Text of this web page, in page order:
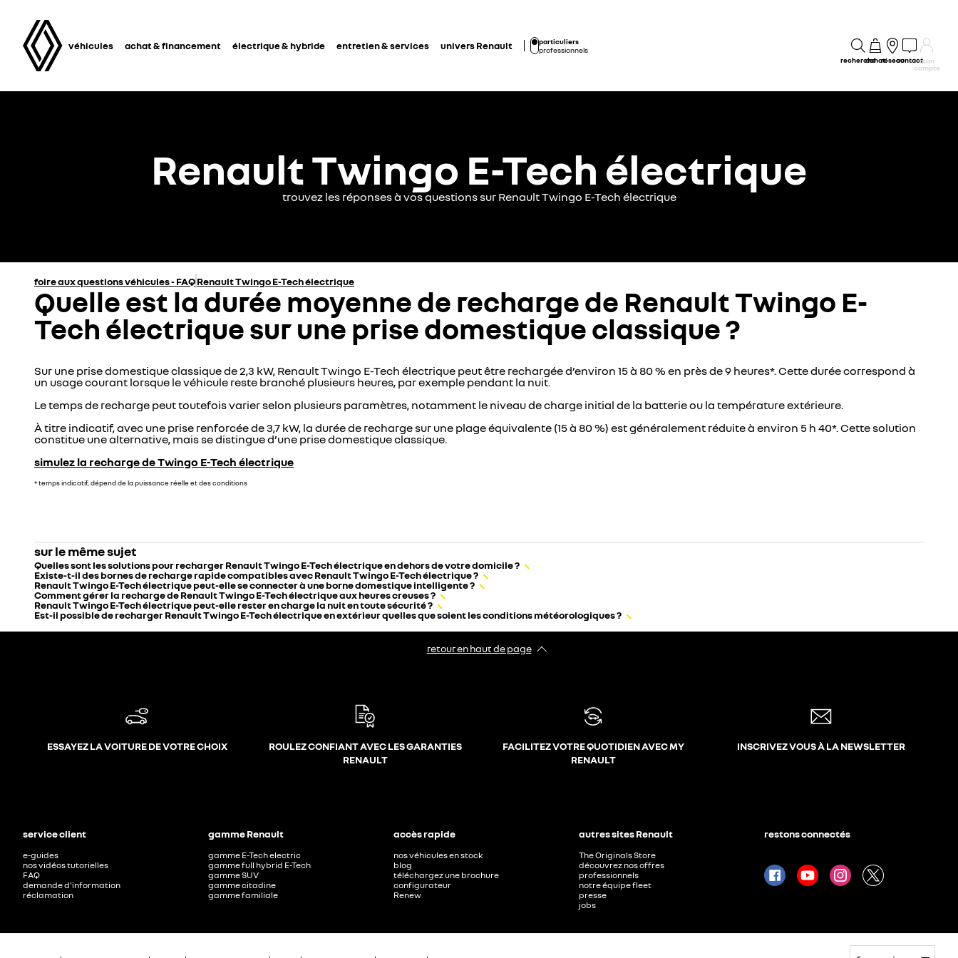
véhicules achat & financement électrique & hybride entretien & services univers Renault
particuliers
professionnels
rechercheachatréseaucontactmon
compte
Renault Twingo E-Tech électrique
trouvez les réponses à vos questions sur Renault Twingo E-Tech électrique
foire aux questions véhicules - FAQRenault Twingo E-Tech électrique
Quelle est la durée moyenne de recharge de Renault Twingo E-
Tech électrique sur une prise domestique classique ?
Sur une prise domestique classique de 2,3 kW, Renault Twingo E-Tech électrique peut être rechargée d’environ 15 à 80 % en près de 9 heures*. Cette durée correspond à
un usage courant lorsque le véhicule reste branché plusieurs heures, par exemple pendant la nuit.
Le temps de recharge peut toutefois varier selon plusieurs paramètres, notamment le niveau de charge initial de la batterie ou la température extérieure.
À titre indicatif, avec une prise renforcée de 3,7 kW, la durée de recharge sur une plage équivalente (15 à 80 %) est généralement réduite à environ 5 h 40*. Cette solution
constitue une alternative, mais se distingue d’une prise domestique classique.
simulez la recharge de Twingo E-Tech électrique
* temps indicatif, dépend de la puissance réelle et des conditions
sur le même sujet
Quelles sont les solutions pour recharger Renault Twingo E-Tech électrique en dehors de votre domicile ?
Existe-t-il des bornes de recharge rapide compatibles avec Renault Twingo E-Tech électrique ?
Renault Twingo E-Tech électrique peut-elle se connecter à une borne domestique intelligente ?
Comment gérer la recharge de Renault Twingo E-Tech électrique aux heures creuses ?
Renault Twingo E-Tech électrique peut-elle rester en charge la nuit en toute sécurité ?
Est-il possible de recharger Renault Twingo E-Tech électrique en extérieur quelles que soient les conditions météorologiques ?
retour en haut de page​
ESSAYEZ LA VOITURE DE VOTRE CHOIX
ROULEZ CONFIANT AVEC LES GARANTIES
RENAULT
FACILITEZ VOTRE QUOTIDIEN AVEC MY
RENAULT
INSCRIVEZ VOUS À LA NEWSLETTER
service client
e-guides
nos vidéos tutorielles
FAQ
demande d'information
réclamation
gamme Renault
gamme E-Tech electric
gamme full hybrid E-Tech
gamme SUV
gamme citadine
gamme familiale
accès rapide
nos véhicules en stock
blog
téléchargez une brochure
configurateur
Renew
autres sites Renault
The Originals Store
découvrez nos offres
professionnels
notre équipe fleet
presse
jobs
restons connectés